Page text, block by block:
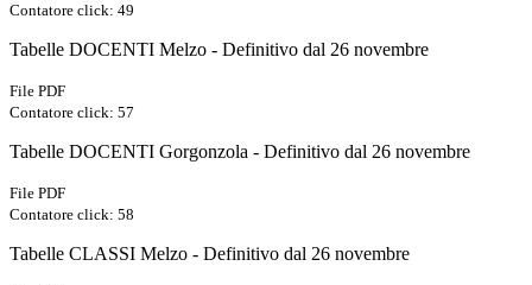
Contatore click: 49
Tabelle DOCENTI Melzo - Definitivo dal 26 novembre
File PDF
Contatore click: 57
Tabelle DOCENTI Gorgonzola - Definitivo dal 26 novembre
File PDF
Contatore click: 58
Tabelle CLASSI Melzo - Definitivo dal 26 novembre